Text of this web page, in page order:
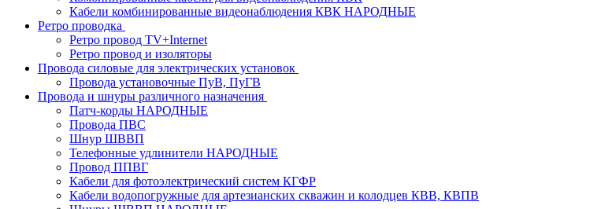
Кабели комбинированные видеонаблюдения КВК НАРОДНЫЕ
Ретро проводка
Ретро провод TV+Internet
Ретро провод и изоляторы
Провода силовые для электрических установок
Провода установочные ПуВ, ПуГВ
Провода и шнуры различного назначения
Патч-корды НАРОДНЫЕ
Провода ПВС
Шнур ШВВП
Телефонные удлинители НАРОДНЫЕ
Провод ППВГ
Кабели для фотоэлектрический систем КГФР
Кабели водопогружные для артезианских скважин и колодцев КВВ, КВПВ